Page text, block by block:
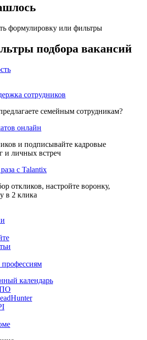
формулировку или фильтры
подбора вакансий
сотрудников
семейным сотрудникам?
онлайн
и подписывайте кадровые
и личных встреч
с Talantix
откликов, настройте воронку,
в 2 клика
календарь
ПО